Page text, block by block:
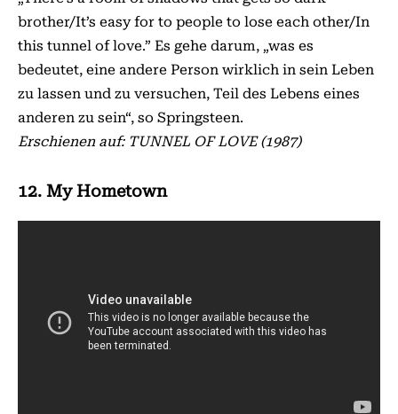
brother/It’s easy for to people to lose each other/In
this tunnel of love.” Es gehe darum, „was es
bedeutet, eine andere Person wirklich in sein Leben
zu lassen und zu versuchen, Teil des Lebens eines
anderen zu sein“, so Springsteen.
Erschienen auf: TUNNEL OF LOVE (1987)
12. My Hometown